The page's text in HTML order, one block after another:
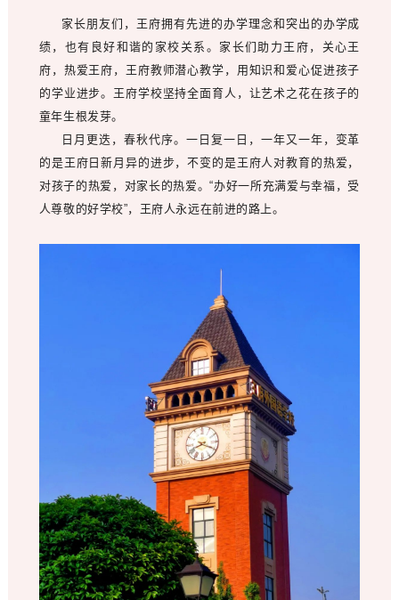
家长朋友们，王府拥有先进的办学理念和突出的办学成
绩，也有良好和谐的家校关系。家长们助力王府，关心王
府，热爱王府，王府教师潜心教学，用知识和爱心促进孩子
的学业进步。王府学校坚持全面育人，让艺术之花在孩子的
童年生根发芽。
日月更迭，春秋代序。一日复一日，一年又一年，变革
的是王府日新月异的进步，不变的是王府人对教育的热爱，
对孩子的热爱，对家长的热爱。“办好一所充满爱与幸福，受
人尊敬的好学校”，王府人永远在前进的路上。